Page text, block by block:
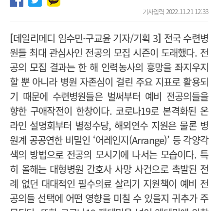
기사입력 2022.11.21 12:33
[데일리메디 임수민·구교윤 기자/기획 3] 전국 수련병
원들 최대 관심사인 전공의 모집 시즌이 도래했다. 전
공의 모집 결과는 한 해 인력농사의 흥망을 좌지우지
할 뿐 아니라 병원 자존심이 걸린 주요 지표로 활용되
기 때문에 수련병원들은 벌써부터 예비 전공의들을
향한 구애작전이 한창이다. 코로나19로 본격화된 온
라인 설명회부터 별정수당, 해외연수 지원은 물론 병
원계 공공연한 비밀인 ‘어레인지(Arrange)’ 등 각양각
색의 방법으로 전공의 모시기에 나서는 모습이다. 특
히 올해는 대형병원 간호사 사망 사건으로 촉발된 전
례 없던 대대적인 필수의료 살리기 지원책이 예비 전
공의들 선택에 어떤 영향을 미칠 수 있을지 귀추가 주